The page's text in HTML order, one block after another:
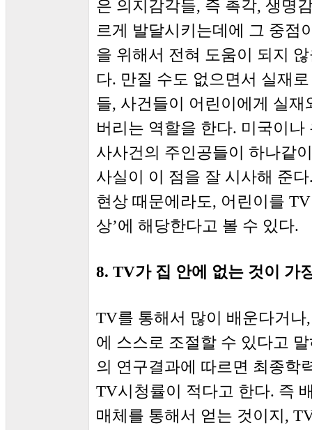
은 의지감각들, 즉 촉각, 생명
르게 발달시키는데에 그 중점
을 위해서 전혀 도움이 되지
다. 만질 수도 없으면서 실재
들, 사건들이 어린이에게 실
버리는 역할을 한다. 미국이
사사건의 주인공들이 하나같
사실이 이 점을 잘 시사해 준
현상 때문에라도, 어린이를
상’에 해당한다고 볼 수 있다.
8. TV가 집 안에 없는 것이 가
TV를 통해서 많이 배운다거
에 스스로 조절할 수 있다고
의 연구결과에 따르면 최종학
TV시청률이 적다고 한다. 즉
매체를 통해서 얻는 것이지,